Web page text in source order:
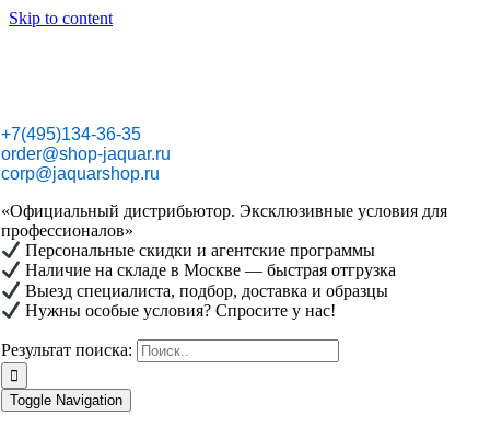
Skip to content
+7(495)134-36-35
order@shop-jaquar.ru
corp@jaquarshop.ru
«Официальный дистрибьютор. Эксклюзивные условия для
профессионалов»
Персональные скидки и агентские программы
Наличие на складе в Москве — быстрая отгрузка
Выезд специалиста, подбор, доставка и образцы
Нужны особые условия? Спросите у нас!
Результат поиска:
Toggle Navigation